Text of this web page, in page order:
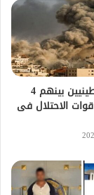
إصابة 9 فلسطينيين بينهم 4
الاحتلال فى